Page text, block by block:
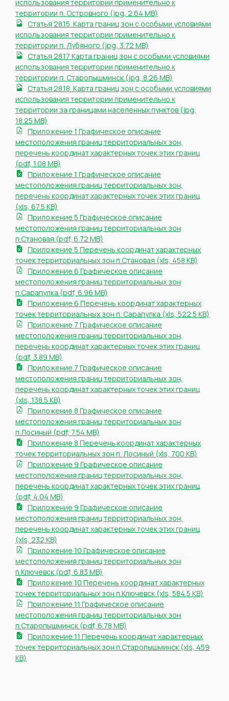
использования территории применительно к
территории п. Островного (jpg, 2.64 MB)
Статья 28.15. Карта границ зон с особыми условиями
использования территории применительно к
территории п. Лубяного (jpg, 3.72 MB)
Статья 28.17 Карта границ зон с особыми условиями
использования территории применительно к
территории п. Старопышминск (jpg, 8.26 MB)
Статья 28.18. Карта границ зон с особыми условиями
использования территории применительно к
территории за границами населенных пунктов (jpg,
18.25 MB)
Приложение 1 Графическое описание
местоположения границ территориальных зон,
перечень координат характерных точек этих границ
(pdf, 1.08 MB)
Приложение 1 Графическое описание
местоположения границ территориальных зон,
перечень координат характерных точек этих границ
(xls, 67.5 KB)
Приложение 5 Графическое описание
местоположения границ территориальных зон
п.Становая (pdf, 6.72 MB)
Приложение 5 Перечень координат характерных
точек территориальных зон п.Становая (xls, 458 KB)
Приложение 6 Графическое описание
местоположения границ территориальных зон
п.Сарапулка (pdf, 6.96 MB)
Приложение 6 Перечень координат характерных
точек территориальных зон п. Сарапулка (xls, 522.5 KB)
Приложение 7 Графическое описание
местоположения границ территориальных зон,
перечень координат характерных точек этих границ
(pdf, 3.89 MB)
Приложение 7 Графическое описание
местоположения границ территориальных зон,
перечень координат характерных точек этих границ
(xls, 138.5 KB)
Приложение 8 Графическое описание
местоположения границ территориальных зон
п.Лосиный (pdf, 7.54 MB)
Приложение 8 Перечень координат характерных
точек территориальных зон п. Лосиный (xls, 700 KB)
Приложение 9 Графическое описание
местоположения границ территориальных зон,
перечень координат характерных точек этих границ
(pdf, 4.04 MB)
Приложение 9 Графическое описание
местоположения границ территориальных зон,
перечень координат характерных точек этих границ
(xls, 232 KB)
Приложение 10 Графическое описание
местоположения границ территориальных зон
п.Ключевск (pdf, 6.83 MB)
Приложение 10 Перечень координат характерных
точек территориальных зон п.Ключевск (xls, 584.5 KB)
Приложение 11 Графическое описание
местоположения границ территориальных зон
п.Старопышминск (pdf, 6.78 MB)
Приложение 11 Перечень координат характерных
точек территориальных зон п.Старопышминск (xls, 459
KB)